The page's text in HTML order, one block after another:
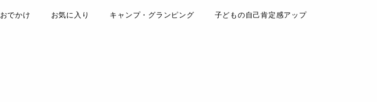
おでかけ お気に入り キャンプ・グランピング 子どもの自己肯定感アップ